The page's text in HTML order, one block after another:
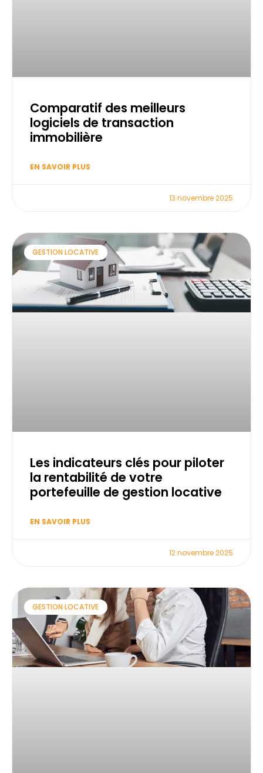
Comparatif des meilleurs
logiciels de transaction
immobilière
EN SAVOIR PLUS
13 novembre 2025
GESTION LOCATIVE
Les indicateurs clés pour piloter
la rentabilité de votre
portefeuille de gestion locative
EN SAVOIR PLUS
12 novembre 2025
GESTION LOCATIVE